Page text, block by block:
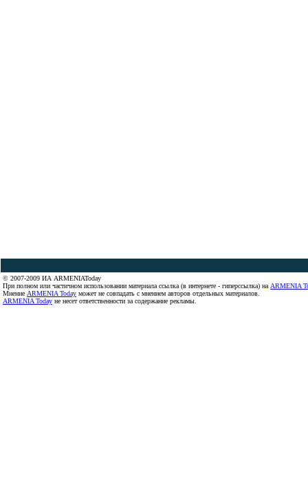
© 2007-2009 ИА ARMENIAToday
При полном или частичном использовании материала ссылка (в интернете - гиперссылка) на ARMENIA
Мнение ARMENIA Today может не совпадать с мнением авторов отдельных материалов.
ARMENIA Today не несет ответственности за содержание рекламы.